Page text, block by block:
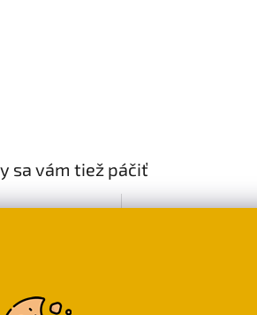
sa vám tiež páčiť